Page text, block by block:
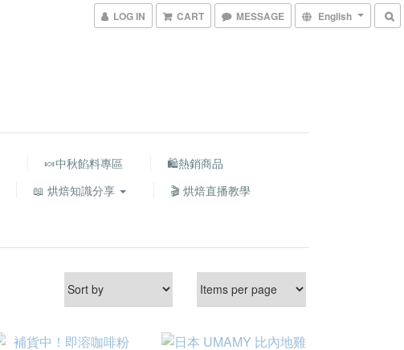
LOG IN CART MESSAGE English
🍬中秋餡料專區
🛍熱銷商品
📖 烘焙知識分享
🎬 烘焙直播教學